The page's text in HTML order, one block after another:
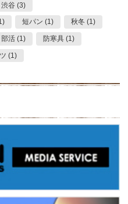
渋谷 (3)
短パン (1) 秋冬 (1)
部活 (1) 防寒具 (1)
(1)